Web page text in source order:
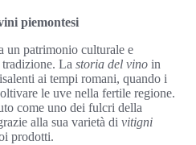
piemontesi
un patrimonio culturale e
La storia del vino in
ai tempi romani, quando i
le uve nella fertile regione.
come uno dei fulcri della
alla sua varietà di vitigni
prodotti.